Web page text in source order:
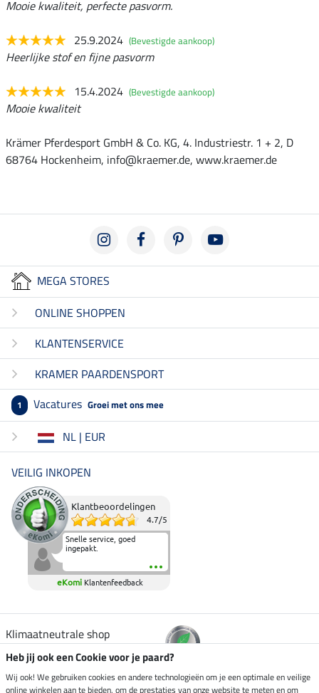
Mooie kwaliteit, perfecte pasvorm.
25.9.2024 (Bevestigde aankoop)
Heerlijke stof en fijne pasvorm
15.4.2024 (Bevestigde aankoop)
Mooie kwaliteit
Krämer Pferdesport GmbH & Co. KG, 4. Industriestr. 1 + 2, D
68764 Hockenheim, info@kraemer.de, www.kraemer.de
MEGA STORES
ONLINE SHOPPEN
KLANTENSERVICE
KRAMER PAARDENSPORT
1 Vacatures Groei met ons mee
NL | EUR
VEILIG INKOPEN
Klantbeoordelingen
4.7/5
Snelle service, goed
ingepakt.
eKomi Klantenfeedback
Klimaatneutrale shop
Verzending per
Heb jij ook een Cookie voor je paard?
Wij ook! We gebruiken cookies en andere technologieën om je een optimale en veilige
online winkelen aan te bieden, om de prestaties van onze website te meten en om